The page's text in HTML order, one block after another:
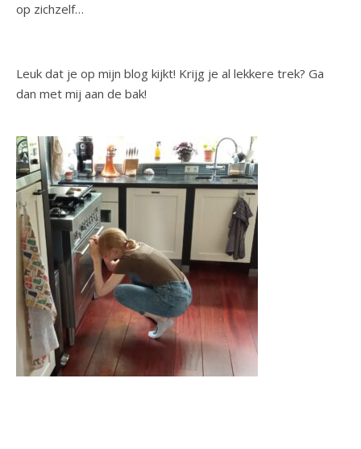
op zichzelf…
Leuk dat je op mijn blog kijkt! Krijg je al lekkere trek? Ga
dan met mij aan de bak!